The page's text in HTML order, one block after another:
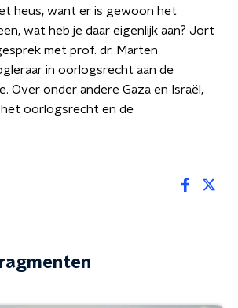
heus, want er is gewoon het
wat heb je daar eigenlijk aan? Jort
met prof. dr. Marten
in oorlogsrecht aan de
Over onder andere Gaza en Israël,
oorlogsrecht en de